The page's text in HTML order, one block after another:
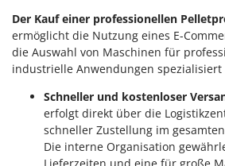
V
Verdemax
Volpi
Waldner
Der Kauf einer professionellen
ermöglicht die Nutzung eines E-
die Auswahl von Maschinen für
industrielle Anwendungen spezialisiert
Schneller und kostenloser
erfolgt direkt über die
schneller Zustellung im
Die interne Organisation
Lieferzeiten und eine für große